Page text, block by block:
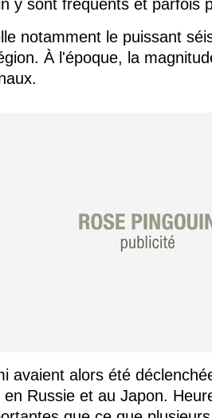
y sont fréquents et parfois
notamment le puissant
À l'époque, la
avaient alors été
Russie et au Japon.